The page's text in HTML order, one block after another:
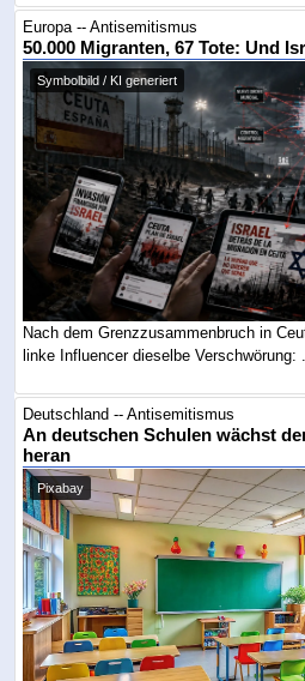
Europa -- Antisemitismus
50.000 Migranten, 67 Tote: Und
Symbolbild / KI generiert
Nach dem Grenzzusammenbruch in
linke Influencer dieselbe Verschwörung:
Deutschland -- Antisemitismus
An deutschen Schulen wächst
heran
Pixabay